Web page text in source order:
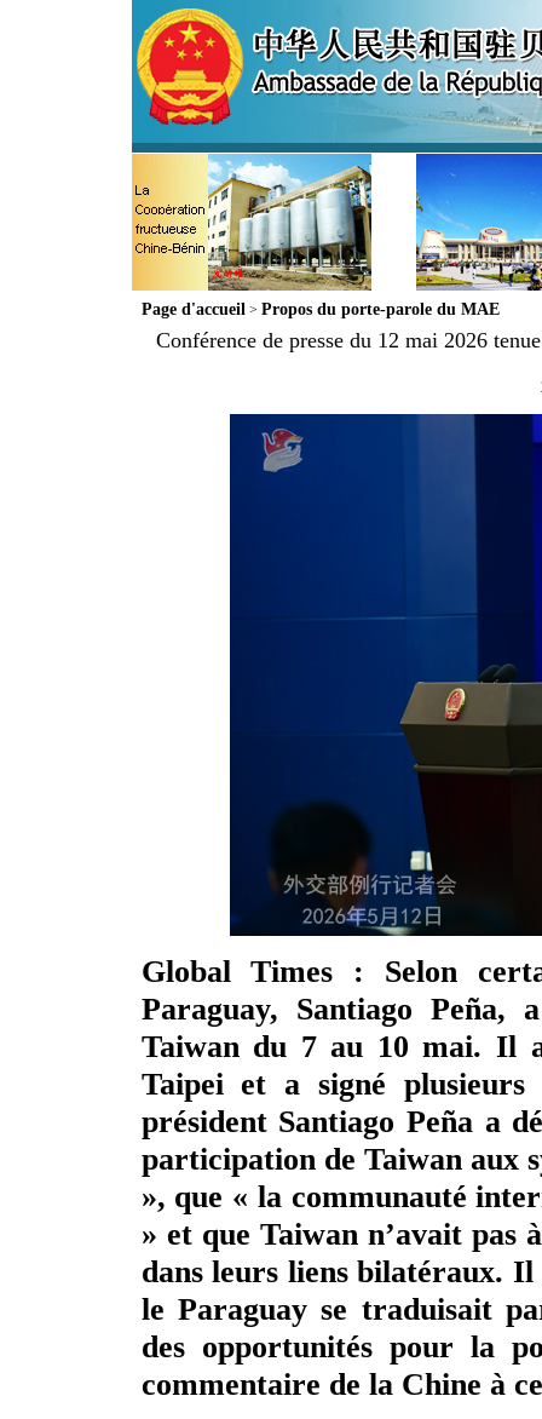
Page d'accueil> Propos du porte-parole du MAE
Conférence de presse du 12 mai 2026
Global Times : Selon
Paraguay, Santiago Peña,
Taiwan du 7 au 10 mai. Il
Taipei et a signé
président Santiago Peña a
participation de Taiwan aux
», que « la communauté
» et que Taiwan n’avait pas
dans leurs liens bilatéraux.
le Paraguay se traduisait
des opportunités pour la
commentaire de la Chine à